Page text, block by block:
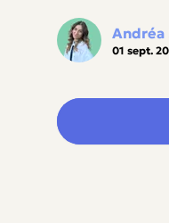
Andréa
01 sept.